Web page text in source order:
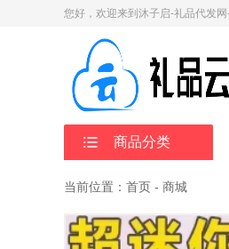
您好，欢迎来到沐子启-礼品代发
商品分类
当前位置：首页 - 商城